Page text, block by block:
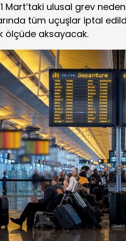
Mart’taki ulusal grev
tüm uçuşlar iptal
ölçüde aksayacak.